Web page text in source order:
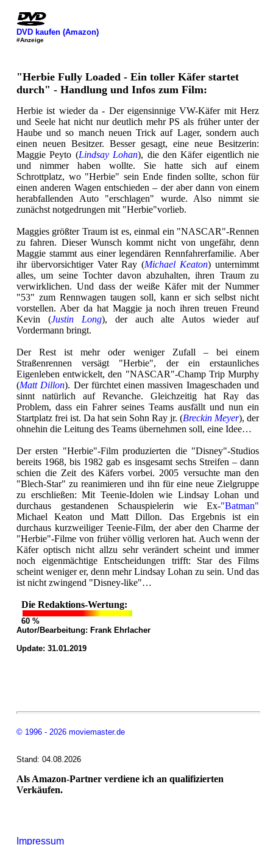
DVD kaufen (Amazon)
#Anzeige
"Herbie Fully Loaded - Ein toller Käfer startet
durch" - Handlung und Infos zum Film:
Herbie ist wieder da - Der eigensinnige VW-Käfer mit Herz
und Seele hat nicht nur deutlich mehr PS als früher unter der
Haube und so manch neuen Trick auf Lager, sondern auch
einen neuen Besitzer. Besser gesagt, eine neue Besitzerin:
Maggie Peyto (Lindsay Lohan), die den Käfer eigentlich nie
und nimmer haben wollte. Sie hatte sich auf einem
Schrottplatz, wo "Herbie" sein Ende finden sollte, schon für
einen anderen Wagen entschieden – der aber dann von einem
herabfallenden Auto "erschlagen" wurde. Also nimmt sie
zunächst notgedrungen mit "Herbie"vorlieb.
Maggies größter Traum ist es, einmal ein "NASCAR"-Rennen
zu fahren. Dieser Wunsch kommt nicht von ungefähr, denn
Maggie stammt aus einer legendären Rennfahrerfamilie. Aber
ihr übervorsichtiger Vater Ray (Michael Keaton) unternimmt
alles, um seine Tochter davon abzuhalten, ihren Traum zu
verwirklichen. Und dass der weiße Käfer mit der Nummer
"53" zum Rennwagen taugen soll, kann er sich selbst nicht
vorstellen. Aber da hat Maggie ja noch ihren treuen Freund
Kevin (Justin Long), der auch alte Autos wieder auf
Vordermann bringt.
Der Rest ist mehr oder weniger Zufall – bei einem
Straßenrennen versägt "Herbie", der ein erstaunliches
Eigenleben entwickelt, den "NASCAR"-Champ Trip Murphy
(Matt Dillon). Der fürchtet einen massiven Imageschaden und
sinnt natürlich auf Revanche. Gleichzeitig hat Ray das
Problem, dass ein Fahrer seines Teams ausfällt und nun ein
Startplatz frei ist. Da hat sein Sohn Ray jr. (Breckin Meyer), der
ohnehin die Leitung des Teams übernehmen soll, eine Idee…
Der ersten "Herbie"-Film produzierten die "Disney"-Studios
bereits 1968, bis 1982 gab es insgesamt sechs Streifen – dann
schien die Zeit des Käfers vorbei. 2005 versuchte man den
"Blech-Star" zu reanimieren und ihn für eine neue Zielgruppe
zu erschließen: Mit Teenie-Idolen wie Lindsay Lohan und
durchaus gestandenen Schauspielerin wie Ex-"Batman"
Michael Keaton und Matt Dillon. Das Ergebnis ist ein
durchaus kurzweiliger Teenie-Film, der aber den Charme der
"Herbie"-Filme von früher völlig verloren hat. Auch wenn der
Käfer optisch nicht allzu sehr verändert scheint und immer
noch eigenmächtige Entscheidungen trifft: Star des Films
scheint weniger er, denn mehr Lindsay Lohan zu sein. Und das
ist nicht zwingend "Disney-like"…
Die Redaktions-Wertung:
60 %
Autor/Bearbeitung: Frank Ehrlacher
Update: 31.01.2019
© 1996 - 2026 moviemaster.de
Stand: 04.08.2026
Als Amazon-Partner verdiene ich an qualifizierten
Verkäufen.
Impressum